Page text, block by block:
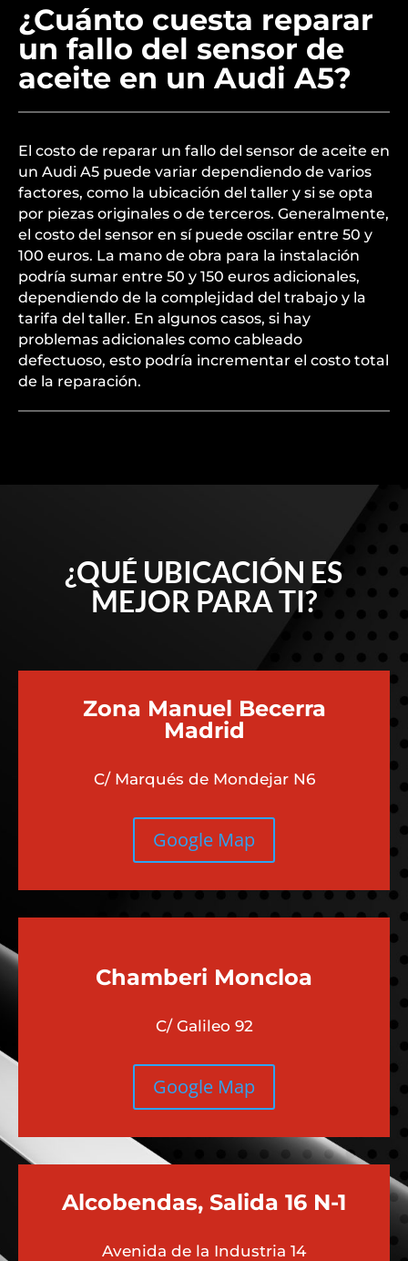
¿Cuánto cuesta reparar
un fallo del sensor de
aceite en un Audi A5?
El costo de reparar un fallo del sensor de aceite en
un Audi A5 puede variar dependiendo de varios
factores, como la ubicación del taller y si se opta
por piezas originales o de terceros. Generalmente,
el costo del sensor en sí puede oscilar entre 50 y
100 euros. La mano de obra para la instalación
podría sumar entre 50 y 150 euros adicionales,
dependiendo de la complejidad del trabajo y la
tarifa del taller. En algunos casos, si hay
problemas adicionales como cableado
defectuoso, esto podría incrementar el costo total
de la reparación.
¿QUÉ UBICACIÓN ES
MEJOR PARA TI?
Zona Manuel Becerra
Madrid
C/ Marqués de Mondejar N6
Google Map
Chamberi Moncloa
C/ Galileo 92
Google Map
Alcobendas, Salida 16 N-1
Avenida de la Industria 14